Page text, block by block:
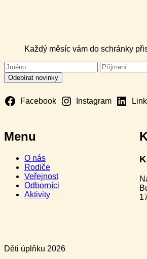
Každý měsíc vám do schránky
Facebook Instagram
Menu
O nás
Rodiče
Veřejnost
Odborníci
Aktivity
Děti úplňku 2026